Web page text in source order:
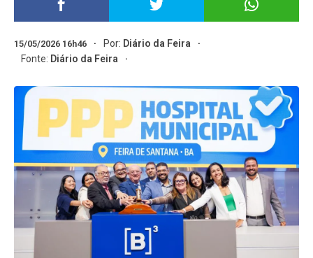
15/05/2026 16h46 Por: Diário da Feira
Fonte: Diário da Feira